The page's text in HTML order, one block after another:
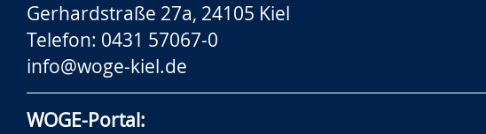
Gerhardstraße 27a, 24105 Kiel
Telefon: 0431 57067-0
info@woge-kiel.de
WOGE-Portal: